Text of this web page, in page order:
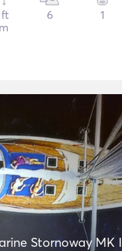
ft
6 1
Stornoway MK